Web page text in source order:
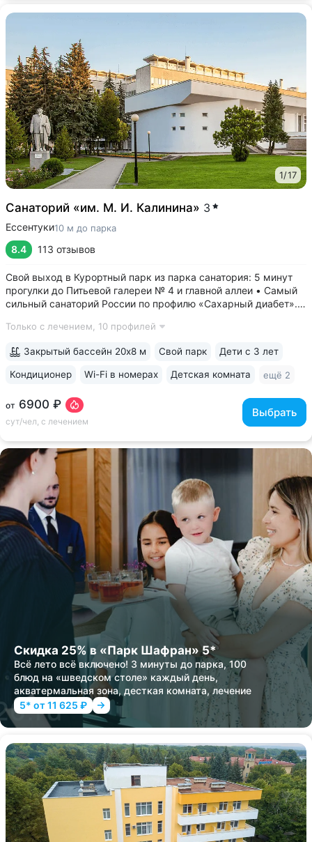
1/17
Санаторий «им. М. И. Калинина» 3
Ессентуки10 м до парка
8.4 113 отзывов
Свой выход в Курортный парк из парка санатория: 5 минут
прогулки до Питьевой галереи № 4 и главной аллеи • Самый
сильный санаторий России по профилю «Сахарный диабет».
На базе санатория работает «Всероссийский
Только с лечением, 10 профилей
от 6900 ₽
сут/чел, с лечением
Выбрать
Закрытый бассейн 20х8 м Свой парк Дети с 3 лет
Кондиционер Wi-Fi в номерах Детская комната ещё 2
Скидка 25% в «Парк Шафран» 5*
Всё лето всё включено! 3 минуты до парка, 100
блюд на «шведском столе» каждый день,
акватермальная зона, десткая комната, лечение
5* от 11 625 ₽